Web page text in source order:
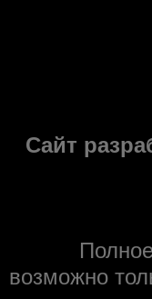
Сайт
возможно